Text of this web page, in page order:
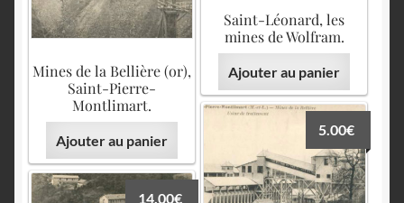
Saint-Léonard, les
mines de Wolfram.
Ajouter au panier
Mines de la Bellière (or),
Saint-Pierre-
Montlimart.
Ajouter au panier
5.00€
14.00€